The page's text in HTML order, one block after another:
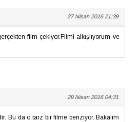
27 Nisan 2016 21:39
film çekiyor.Filmi alkışlıyorum ve
29 Nisan 2016 04:31
Bu da o tarz bir filme benziyor. Bakalım